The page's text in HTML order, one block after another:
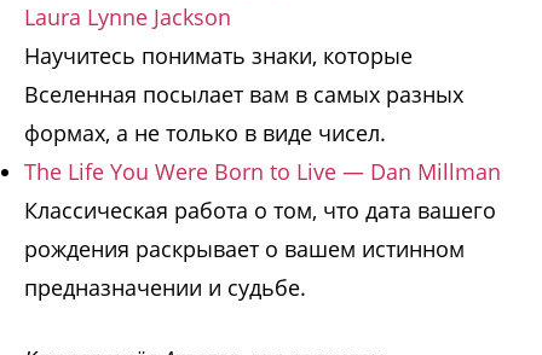
Laura Lynne Jackson
Научитесь понимать знаки, которые
Вселенная посылает вам в самых разных
формах, а не только в виде чисел.
The Life You Were Born to Live — Dan Millman
Классическая работа о том, что дата вашего
рождения раскрывает о вашем истинном
предназначении и судьбе.